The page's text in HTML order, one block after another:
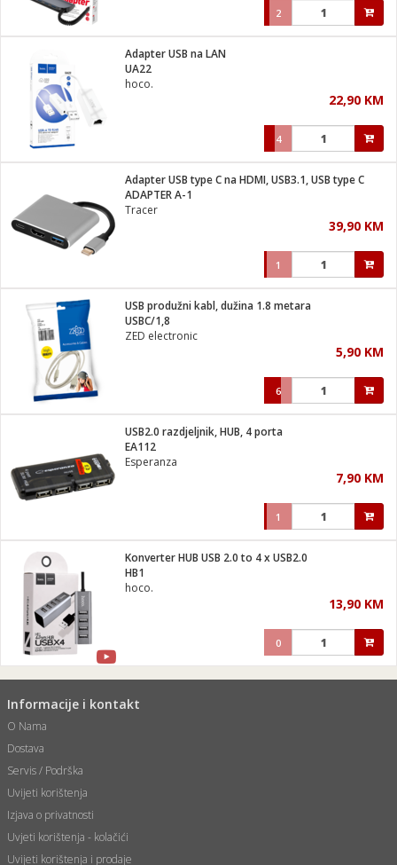
Vitrine
/ Zdravlje
za kosu
2
Adapter USB na LAN
UA22
hoco.
22,90 KM
4
Adapter USB type C na HDMI, USB3.1, USB type C
ADAPTER A-1
Tracer
39,90 KM
1
USB produžni kabl, dužina 1.8 metara
USBC/1,8
ZED electronic
5,90 KM
6
USB2.0 razdjeljnik, HUB, 4 porta
EA112
Esperanza
7,90 KM
1
Konverter HUB USB 2.0 to 4 x USB2.0
HB1
hoco.
13,90 KM
0
Informacije i kontakt
O Nama
Dostava
Servis / Podrška
Uvijeti korištenja
Izjava o privatnosti
Uvjeti korištenja - kolačići
Uvijeti korištenja i prodaje